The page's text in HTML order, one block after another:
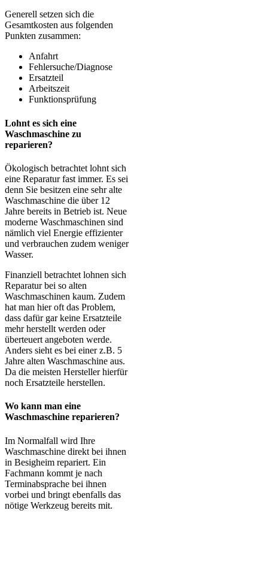
Generell setzen sich die
Gesamtkosten aus folgenden
Punkten zusammen:
Anfahrt
Fehlersuche/Diagnose
Ersatzteil
Arbeitszeit
Funktionsprüfung
Lohnt es sich eine
Waschmaschine zu
reparieren?
Ökologisch betrachtet lohnt sich
eine Reparatur fast immer. Es sei
denn Sie besitzen eine sehr alte
Waschmaschine die über 12
Jahre bereits in Betrieb ist. Neue
moderne Waschmaschinen sind
nämlich viel Energie effizienter
und verbrauchen zudem weniger
Wasser.
Finanziell betrachtet lohnen sich
Reparatur bei so alten
Waschmaschinen kaum. Zudem
hat man hier oft das Problem,
dass dafür gar keine Ersatzteile
mehr herstellt werden oder
überteuert angeboten werde.
Anders sieht es bei einer z.B. 5
Jahre alten Waschmaschine aus.
Da die meisten Hersteller hierfür
noch Ersatzteile herstellen.
Wo kann man eine
Waschmaschine reparieren?
Im Normalfall wird Ihre
Waschmaschine direkt bei ihnen
in Besigheim repariert. Ein
Fachmann kommt je nach
Terminabsprache bei ihnen
vorbei und bringt ebenfalls das
nötige Werkzeug bereits mit.